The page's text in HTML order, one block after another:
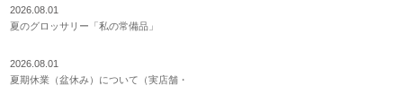
2026.08.01
夏のグロッサリー「私の常備品」
2026.08.01
夏期休業（盆休み）について（実店舗・